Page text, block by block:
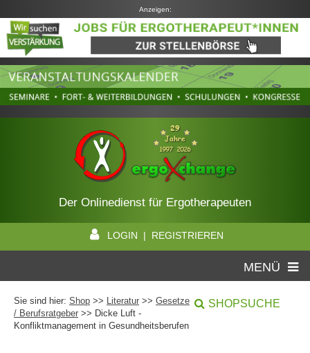
Anzeigen:
Der Onlinedienst für Ergotherapeuten
LOGIN | REGISTRIEREN
MENÜ
Sie sind hier: Shop >> Literatur >> Gesetze
/ Berufsratgeber >> Dicke Luft -
Konfliktmanagement in Gesundheitsberufen
SHOPSUCHE